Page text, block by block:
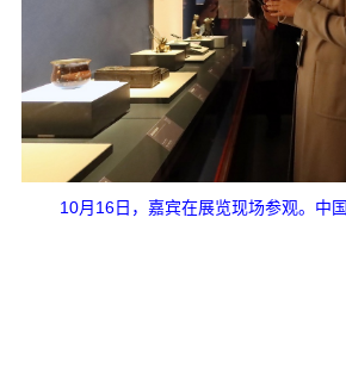
10月16日，嘉宾在展览现场参观。中